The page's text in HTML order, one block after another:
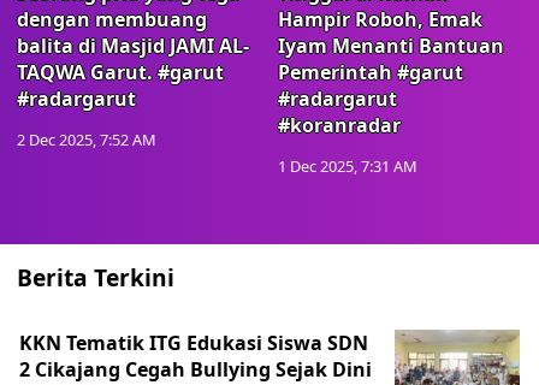
dengan membuang
balita di Masjid JAMI AL-
TAQWA Garut. #garut
#radargarut
2 Dec 2025, 7:52 AM
Hampir Roboh, Emak
Iyam Menanti Bantuan
Pemerintah #garut
#radargarut
#koranradar
1 Dec 2025, 7:31 AM
Berita Terkini
KKN Tematik ITG Edukasi Siswa SDN
2 Cikajang Cegah Bullying Sejak Dini